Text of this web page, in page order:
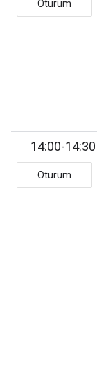
Oturum
14:00-14:30
Oturum